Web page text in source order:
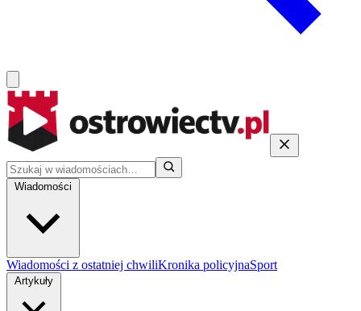
Wiadomości
Wiadomości z ostatniej chwiliKronika policyjnaSport
Artykuły